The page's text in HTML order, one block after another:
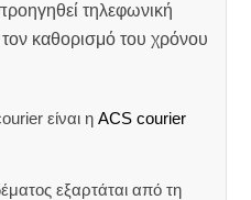
τηλεφωνική
τον καθορισμό του χρόνου
είναι ηACS courier
εξαρτάται από τη